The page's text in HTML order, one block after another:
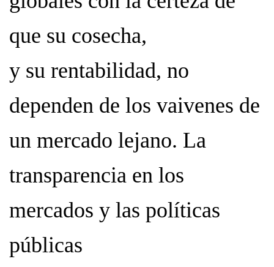
que su cosecha,
y su rentabilidad, no
dependen de los vaivenes de
un mercado lejano. La
transparencia en los
mercados y las políticas
públicas